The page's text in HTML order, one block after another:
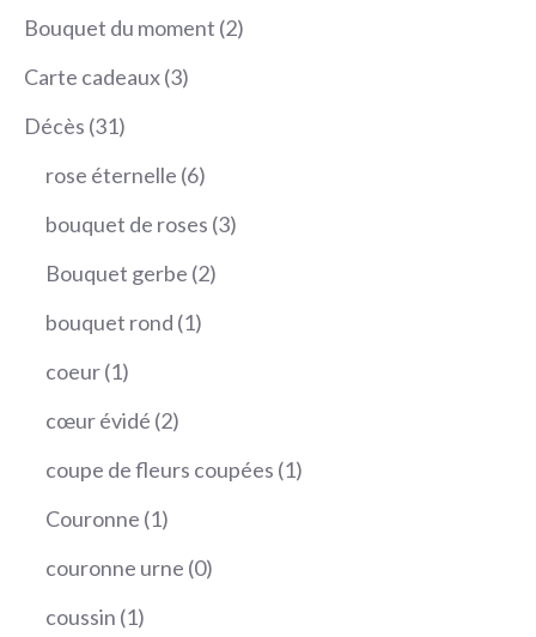
produits
Bouquet du moment 22
Carte cadeaux 33
Décès 3131
produits
rose éternelle 66
produits
bouquet de roses 33
Bouquet gerbe 22
bouquet rond 11
coeur 11
produit
cœur évidé 22
produits
coupe de fleurs coupées 11
Couronne 11
produit
couronne urne 00
coussin 11